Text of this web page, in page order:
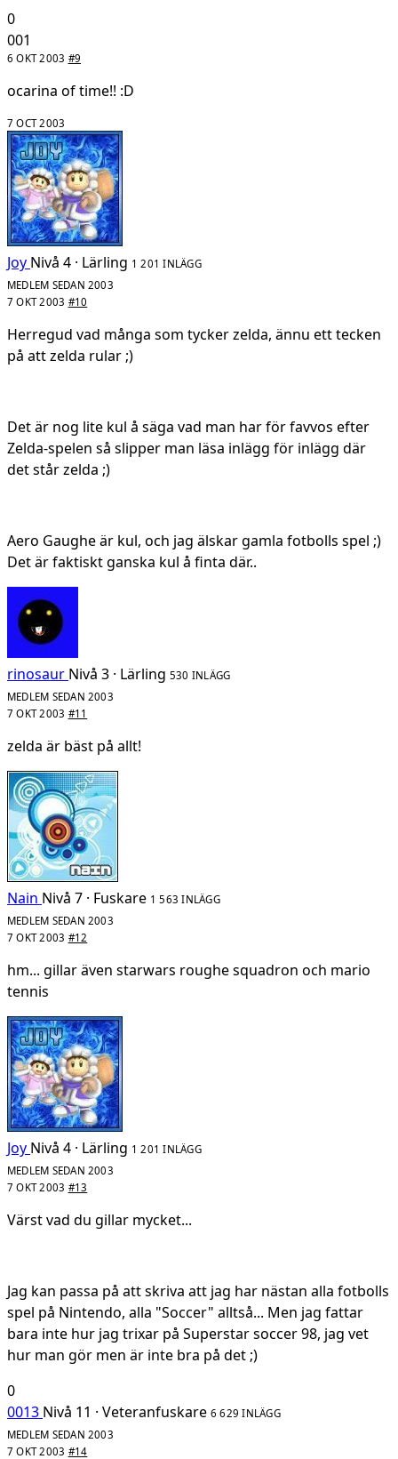
0
001
6 OKT 2003 #9
ocarina of time!! :D
7 OCT 2003
Joy Nivå 4 · Lärling 1 201 INLÄGG
MEDLEM SEDAN 2003
7 OKT 2003 #10
Herregud vad många som tycker zelda, ännu ett tecken
på att zelda rular ;)
Det är nog lite kul å säga vad man har för favvos efter
Zelda-spelen så slipper man läsa inlägg för inlägg där
det står zelda ;)
Aero Gaughe är kul, och jag älskar gamla fotbolls spel ;)
Det är faktiskt ganska kul å finta där..
rinosaur Nivå 3 · Lärling 530 INLÄGG
MEDLEM SEDAN 2003
7 OKT 2003 #11
zelda är bäst på allt!
Nain Nivå 7 · Fuskare 1 563 INLÄGG
MEDLEM SEDAN 2003
7 OKT 2003 #12
hm... gillar även starwars roughe squadron och mario
tennis
Joy Nivå 4 · Lärling 1 201 INLÄGG
MEDLEM SEDAN 2003
7 OKT 2003 #13
Värst vad du gillar mycket...
Jag kan passa på att skriva att jag har nästan alla fotbolls
spel på Nintendo, alla "Soccer" alltså... Men jag fattar
bara inte hur jag trixar på Superstar soccer 98, jag vet
hur man gör men är inte bra på det ;)
0
0013 Nivå 11 · Veteranfuskare 6 629 INLÄGG
MEDLEM SEDAN 2003
7 OKT 2003 #14